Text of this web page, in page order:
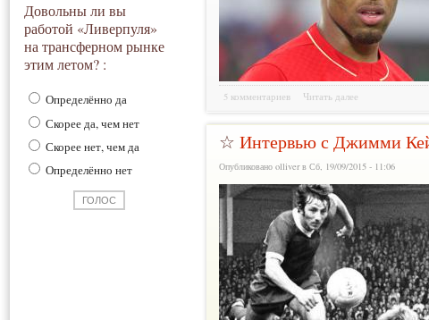
Довольны ли вы
работой «Ливерпуля»
на трансферном рынке
этим летом? :
Определённо да
Скорее да, чем нет
Скорее нет, чем да
Определённо нет
5 комментариев Читать далее
☆ Интервью с Джимми
Опубликовано olliver в Сб, 19/09/2015 - 11:06